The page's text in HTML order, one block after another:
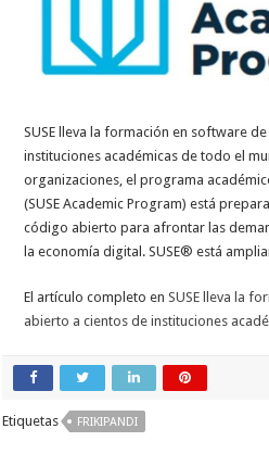
SUSE lleva la formación en software
instituciones académicas de todo el
organizaciones, el programa
(SUSE Academic Program) está
código abierto para afrontar las
la economía digital. SUSE® está
El artículo completo enSUSE lleva la
abierto a cientos de instituciones
Etiquetas FRIKIPANDI